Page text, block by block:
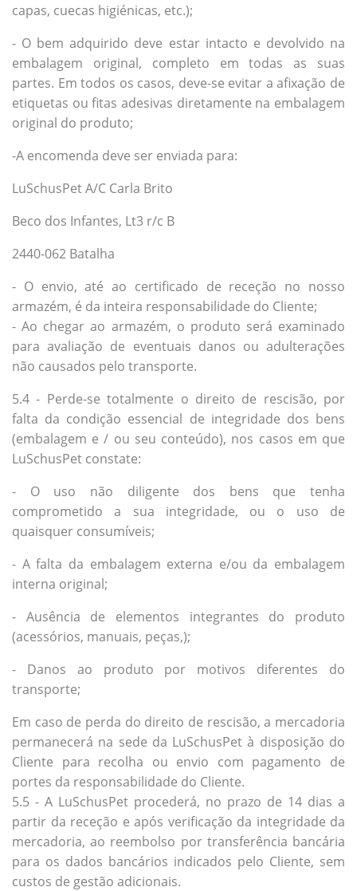
capas, cuecas higiénicas, etc.);
- O bem adquirido deve estar intacto e devolvido na
embalagem original, completo em todas as suas
partes. Em todos os casos, deve-se evitar a afixação de
etiquetas ou fitas adesivas diretamente na embalagem
original do produto;
-A encomenda deve ser enviada para:
LuSchusPet A/C Carla Brito
Beco dos Infantes, Lt3 r/c B
2440-062 Batalha
- O envio, até ao certificado de receção no nosso
armazém, é da inteira responsabilidade do Cliente;
- Ao chegar ao armazém, o produto será examinado
para avaliação de eventuais danos ou adulterações
não causados ​​pelo transporte.
5.4 - Perde-se totalmente o direito de rescisão, por
falta da condição essencial de integridade dos bens
(embalagem e / ou seu conteúdo), nos casos em que
LuSchusPet constate:
- O uso não diligente dos bens que tenha
comprometido a sua integridade, ou o uso de
quaisquer consumíveis;
- A falta da embalagem externa e/ou da embalagem
interna original;
- Ausência de elementos integrantes do produto
(acessórios, manuais, peças,);
- Danos ao produto por motivos diferentes do
transporte;
Em caso de perda do direito de rescisão, a mercadoria
permanecerá na sede da LuSchusPet à disposição do
Cliente para recolha ou envio com pagamento de
portes da responsabilidade do Cliente.
5.5 - A LuSchusPet procederá, no prazo de 14 dias a
partir da receção e após verificação da integridade da
mercadoria, ao reembolso por transferência bancária
para os dados bancários indicados pelo Cliente, sem
custos de gestão adicionais.